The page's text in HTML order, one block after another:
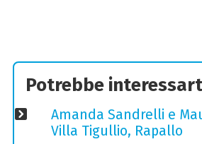
Potrebbe
Amanda Sandrelli e
Villa Tigullio, Rapallo